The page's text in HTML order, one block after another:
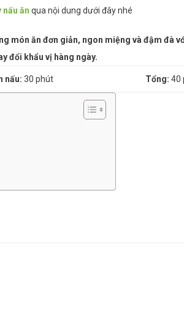
nấu ăn qua nội dung dưới đây nhé
món ăn đơn giản, ngon miệng và đậm đà
đổi khẩu vị hàng ngày.
nấu: 30 phút Tổng: 40